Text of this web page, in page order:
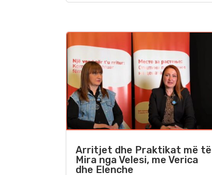
Arritjet dhe Praktikat më të
Mira nga Velesi, me Verica
dhe Elenche